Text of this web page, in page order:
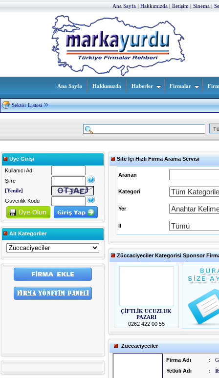
Ana Sayfa|Hakkımızda|İletişim|Sinema|
Ana Sayfa Hakkımızda Haberler Firmalar
Sektör Listesi
Üye Girişi
Kullanıcı Adı
Şifre
[Yenile]
Güvenlik Kodu
Alt Kategoriler
Site İçi Hızlı Firma Arama Servisi
Aranan
Kategori
Yer
İl
Züccaciyeciler Kategorisi Sponsor
ÇİFTLİK UCUZLUK
PAZARI
0262 422 00 55
Züccaciyeciler
Firma Adı :
Yetkili Adı
: